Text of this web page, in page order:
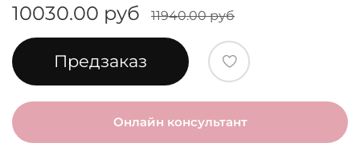
10030.00 руб 11940.00 руб
Предзаказ
Онлайн консультант